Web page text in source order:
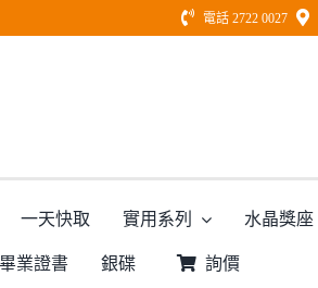
電話 2722 0027
一天快取 實用系列 水晶獎座
業證書 銀碟 詢價